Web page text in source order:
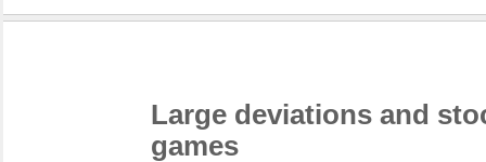
Large deviations and
games